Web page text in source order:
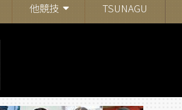
他競技 TSUNAGU